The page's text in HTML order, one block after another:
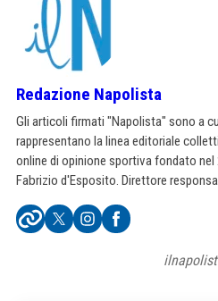
Redazione Napolista
Gli articoli firmati "Napolista" sono a
rappresentano la linea editoriale
online di opinione sportiva fondato
Fabrizio d'Esposito. Direttore